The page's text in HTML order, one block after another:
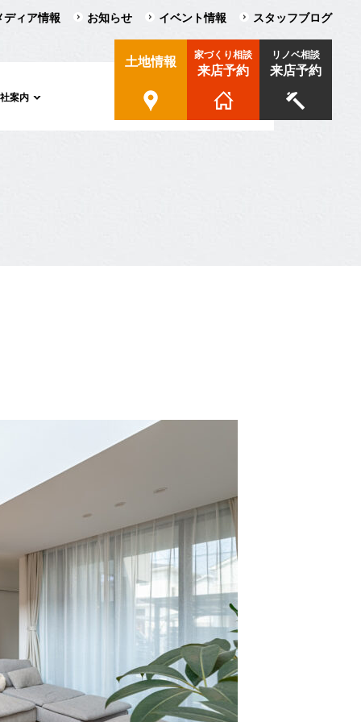
案内
土地情報 家づくり相談
来店予約
リノベ相談
来店予約
ディア情報 お知らせ イベント情報 スタッフブログ